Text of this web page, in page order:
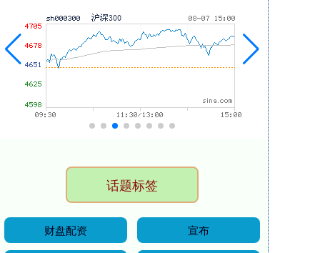
话题标签
财盘配资 宣布